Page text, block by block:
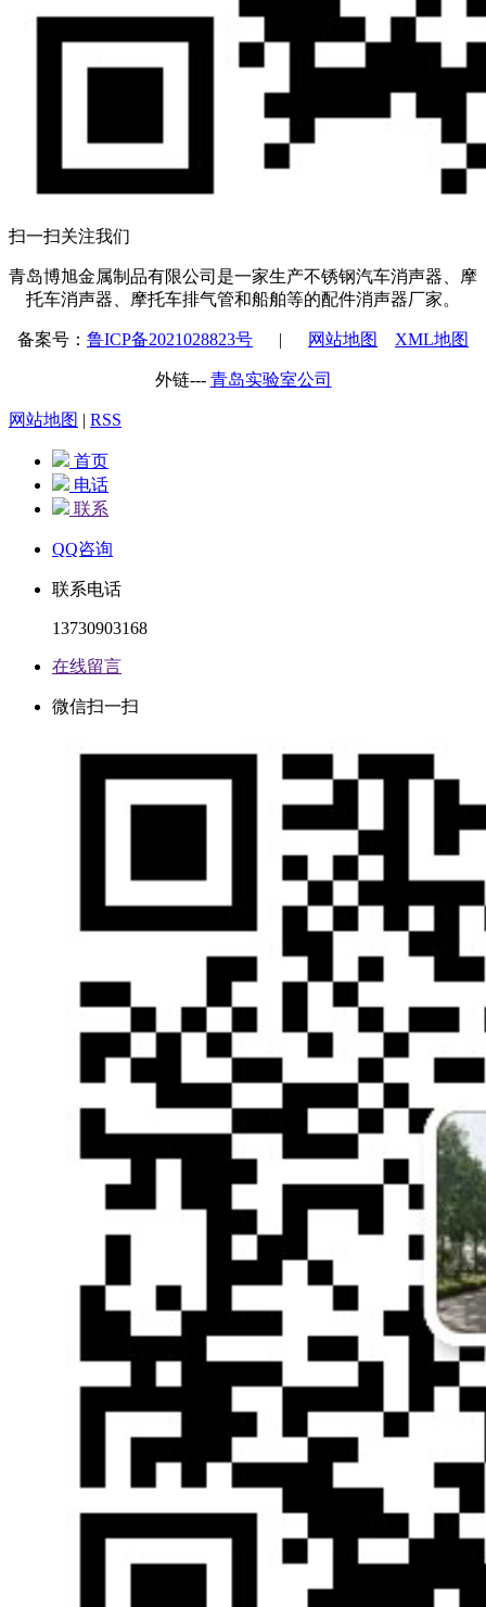
扫一扫关注我们
青岛博旭金属制品有限公司是一家生产不锈钢汽车消声器、摩
托车消声器、摩托车排气管和船舶等的配件消声器厂家。
备案号： 鲁ICP备2021028823号 | 网站地图 XML地图
外链--- 青岛实验室公司
网站地图 | RSS
首页
电话
联系
QQ咨询
联系电话
13730903168
在线留言
微信扫一扫